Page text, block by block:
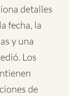
detalles
fecha, la
y una
Los
de